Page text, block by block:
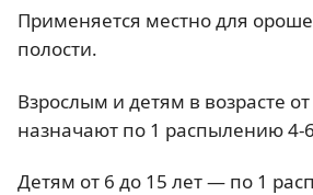
Применяется местно для
полости.
Взрослым и детям в возрасте
назначают по 1 распылению 4-6
Детям от 6 до 15 лет — по 1